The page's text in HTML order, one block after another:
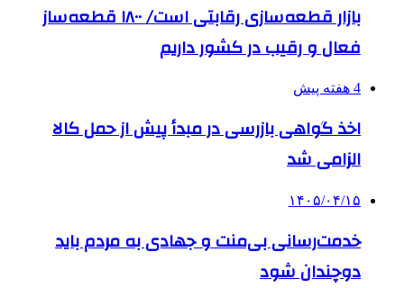
بازار قطعه‌سازی رقابتی است/ ۱۸۰۰ قطعه‌ساز
فعال و رقیب در کشور داریم
4 هفته پیش
اخذ گواهی بازرسی در مبدأ پیش از حمل کالا
الزامی شد
۱۴۰۵/۰۴/۱۵
خدمت‌رسانی بی‌منت و جهادی به مردم باید
دوچندان شود